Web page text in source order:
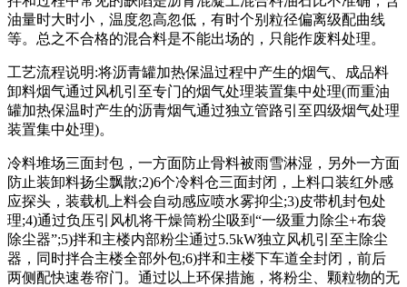
油量时大时小，温度忽高忽低，有时个别粒径偏离级配曲线
等。总之不合格的混合料是不能出场的，只能作废料处理。
工艺流程说明:将沥青罐加热保温过程中产生的烟气、成品料
卸料烟气通过风机引至专门的烟气处理装置集中处理(而重油
罐加热保温时产生的沥青烟气通过独立管路引至四级烟气处理
装置集中处理)。
冷料堆场三面封包，一方面防止骨料被雨雪淋湿，另外一方面
防止装卸料扬尘飘散;2)6个冷料仓三面封闭，上料口装红外感
应探头，装载机上料会自动感应喷水雾抑尘;3)皮带机封包处
理;4)通过负压引风机将干燥筒粉尘吸到“一级重力除尘+布袋
除尘器”;5)拌和主楼内部粉尘通过5.5kW独立风机引至主除尘
器，同时拌合主楼全部外包;6)拌和主楼下车道全封闭，前后
两侧配快速卷帘门。通过以上环保措施，将粉尘、颗粒物的无